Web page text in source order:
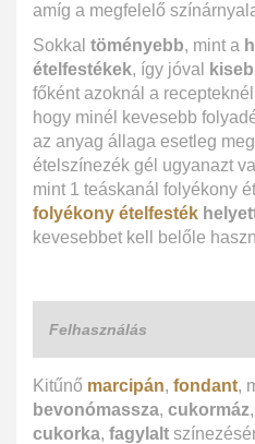
amíg a megfelelő
Sokkal töményebb, mint a
ételfestékek, így jóval
főként azoknál a
hogy minél kevesebb
az anyag állaga esetleg
ételszínezék gél ugyanazt
mint 1 teáskanál folyékony
folyékony ételfesték
kevesebbet kell belőle
Felhasználás
Kitűnő marcipán, fondant,
bevonómassza, cukormáz,
cukorka, fagylalt